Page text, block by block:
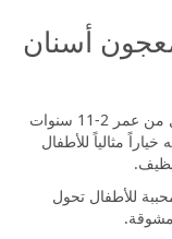
أسنان
تركيبة خالية من الفلورايد: مصمم للأطفال من عمر 2-11 سنوات
مثالياً للأطفال
للأطفال تحول